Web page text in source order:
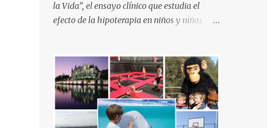
la Vida”, el ensayo clínico que estudia el
efecto de la hipoterapia en niños y niñas
Gimbernat, con el apoyo de la Asociación
Española contra el Cáncer (AEECC) y la
Fundación Federica Cerdá. La presentación
ha contado con la presencia de Emilio Zegrí,
presidente de la Fundación RCPB; la Dra.